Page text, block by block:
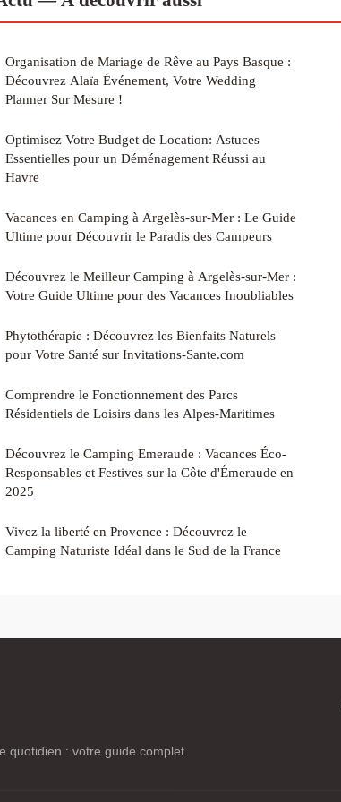
Organisation de Mariage de Rêve au Pays Basque :
Découvrez Alaïa Événement, Votre Wedding
Planner Sur Mesure !
Optimisez Votre Budget de Location: Astuces
Essentielles pour un Déménagement Réussi au
Havre
Vacances en Camping à Argelès-sur-Mer : Le Guide
Ultime pour Découvrir le Paradis des Campeurs
Découvrez le Meilleur Camping à Argelès-sur-Mer :
Votre Guide Ultime pour des Vacances Inoubliables
Phytothérapie : Découvrez les Bienfaits Naturels
pour Votre Santé sur Invitations-Sante.com
Comprendre le Fonctionnement des Parcs
Résidentiels de Loisirs dans les Alpes-Maritimes
Découvrez le Camping Emeraude : Vacances Éco-
Responsables et Festives sur la Côte d'Émeraude en
2025
Vivez la liberté en Provence : Découvrez le
Camping Naturiste Idéal dans le Sud de la France
quotidien : votre guide complet.